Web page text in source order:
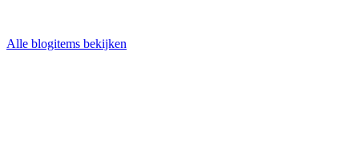
Alle blogitems bekijken